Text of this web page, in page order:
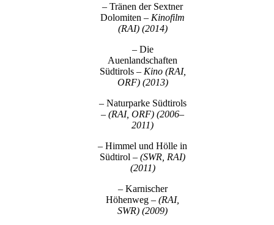
– Tränen der Sextner
Dolomiten – Kinofilm
(RAI) (2014)
– Die
Auenlandschaften
Südtirols – Kino (RAI,
ORF) (2013)
– Naturparke Südtirols
– (RAI, ORF) (2006–
2011)
– Himmel und Hölle in
Südtirol – (SWR, RAI)
(2011)
– Karnischer
Höhenweg – (RAI,
SWR) (2009)